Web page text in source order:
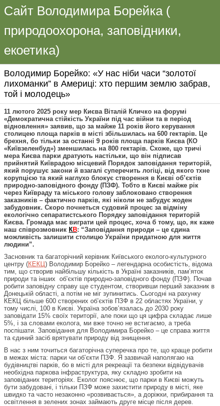
Сайт Володимира Борейка (
природоохорона, заповідники,
екоетика)
Володимир Борейко: «У нас ніби часи “золотої
лихоманки” в Америці: хто першим землю забрав,
той і молодець»
11 лютого 2025 року мер Києва Віталій Кличко на форумі
«Демократична стійкість України під час війни та в період
відновлення» заявив, що за майже 11 років його керування
столицею площа парків в місті збільшилась на 600 гектарів. Це
брехня, бо тільки за останні 9 років площа парків Києва (КО
«Київзеленбуд») зменшилась на 800 гектарів. Схоже, що тричі
мера Києва парки дратують настільки, що він підписав
прийнятий Київрадою місцевий Порядок заповідання територій,
який порушує закони й взагалі суперечить логіці, від якого тхне
корупцією та який наглухо блокує створення в Києві об’єктів
природно-заповідного фонду (ПЗФ). Тобто в Києві майже рік
через Київраду та міського голову заблоковано створення
заказників – фактично парків, які ніколи не забудує жоден
забудовник. Скоро почнеться судовий процес за відміну
екологічно сепаратистського Порядку заповідання територій
Києва. Громада має виграти цей процес, хоча б тому, що, як каже
наш співрозмовник КВ: “Заповідання природи – це єдина
можливість залишити столицю України придатною для життя
людини”.
Засновник та багаторічний керівник Київського еколого-культурного
центру (КЕКЦ) Володимир Борейко – легендарна особистість, відома
тим, що створив найбільшу кількість в Україні заказників, пам’яток
природи та інших об’єктів природно-заповідного фонду (ПЗФ). Почав
робити заповідну справу ще студентом, створивши перший заказник в
Донецькій області, а потім не міг зупинитись. Сьогодні на рахунку
КЕКЦ більше 600 створених об’єктів ПЗФ в 22 областях України, у
тому числі, 100 в Києві. Україна зобов’язалась до 2030 року
заповідати 15% своїх території, але поки що ця цифра складає лише
5%, і за словами еколога, ми вже точно не встигаємо, а треба
поспішати. Заповідання для Володимира Борейко – це справа життя
та єдиний засіб врятувати природу від знищення.
В нас з ним точиться багаторічна суперечка про те, що краще робити
в межах міста: парки чи об’єкти ПЗФ. Я зазвичай наполягаю на
будівництві парків, бо в місті для рекреації та безпеки відвідувачів
необхідна паркова інфраструктура, яку складно зробити на
заповіданих територіях. Еколог пояснює, що парки в Києві можуть
бути забудовані, і тільки ПЗФ може захистити природу в місті, яке
швидко та часто незаконно «розвивається», а доріжки, прибирання та
освітлення в зелених зонах займають друге місце після дерев.